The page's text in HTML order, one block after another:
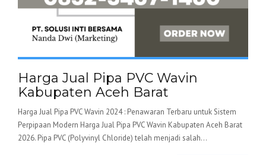
Harga Jual Pipa PVC Wavin
Kabupaten Aceh Barat
Harga Jual Pipa PVC Wavin 2024 : Penawaran Terbaru untuk Sistem
Perpipaan Modern Harga Jual Pipa PVC Wavin Kabupaten Aceh Barat
2026. Pipa PVC (Polyvinyl Chloride) telah menjadi salah...